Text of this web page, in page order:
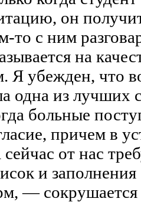
он
то с ним
на
Я убежден, что
одна из лучших
больные
причем в
от нас
и
— сокрушается